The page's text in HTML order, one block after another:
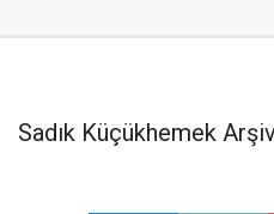
Sadık Küçükhemek